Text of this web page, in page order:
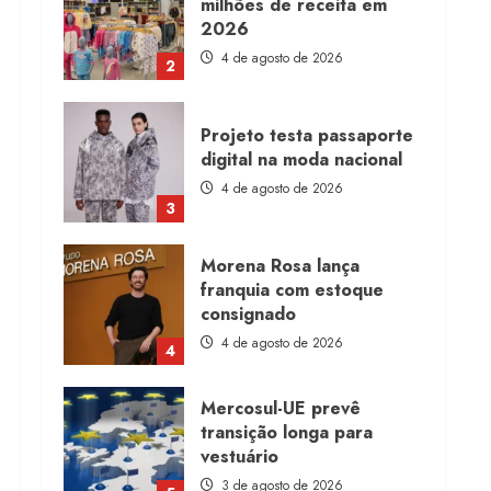
2
milhões de receita em
2026
4 de agosto de 2026
3
Projeto testa passaporte
digital na moda nacional
4 de agosto de 2026
4
Morena Rosa lança
franquia com estoque
consignado
4 de agosto de 2026
Mercosul-UE prevê
transição longa para
vestuário
3 de agosto de 2026